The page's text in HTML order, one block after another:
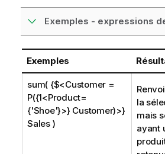
Exemples - expressions
Exemples
sum( {$<Customer =
P({1<Product=
{'Shoe'}>} Customer)>}
Sales )
la
mais
ayant